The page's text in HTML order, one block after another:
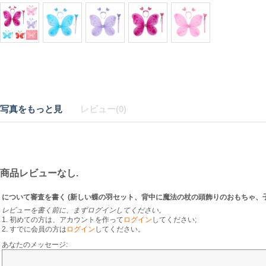
写真をもっと見 レビュー(0)
商品レビューなし.
について審査を書く (新しい蝶の羽セット、背中に魔法の杖の頭飾りのおもちゃ、
レビューを書く前に、まずログインしてください。
1. 初めての方は、アカウントを作って ログイン してください;
2. すでに会員の方は ログイン してください。
あなたのメッセージ: